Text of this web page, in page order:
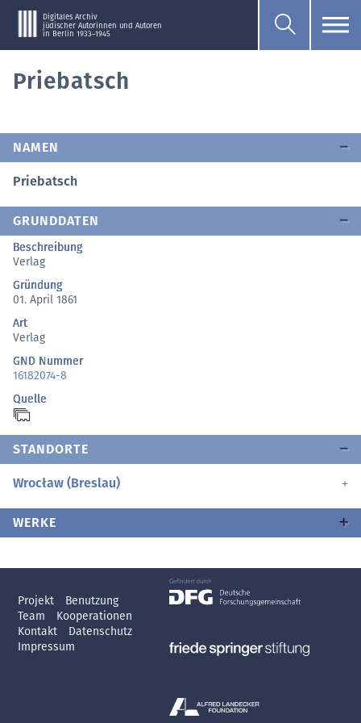
Digitales Archiv
jüdischer Autorinnen und Autoren
in Berlin 1933–1945
Priebatsch
NAMEN
Priebatsch
GRUNDDATEN
Beschreibung
Verlag
Gründung
01. April 1861
Art
Verlag
GND Nummer
16182074-8
Quelle
STANDORTE
Wrocław (Breslau)
WERKE
Projekt
Benutzung
Team
Kooperationen
Kontakt
Datenschutz
Impressum